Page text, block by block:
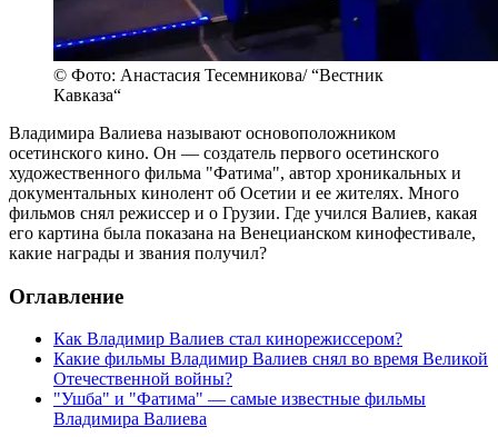
© Фото: Анастасия Тесемникова/ “Вестник
Кавказа“
Владимира Валиева называют основоположником
осетинского кино. Он — создатель первого осетинского
художественного фильма "Фатима", автор хроникальных и
документальных кинолент об Осетии и ее жителях. Много
фильмов снял режиссер и о Грузии. Где учился Валиев, какая
его картина была показана на Венецианском кинофестивале,
какие награды и звания получил?
Оглавление
Как Владимир Валиев стал кинорежиссером?
Какие фильмы Владимир Валиев снял во время Великой
Отечественной войны?
"Ушба" и "Фатима" — самые известные фильмы
Владимира Валиева